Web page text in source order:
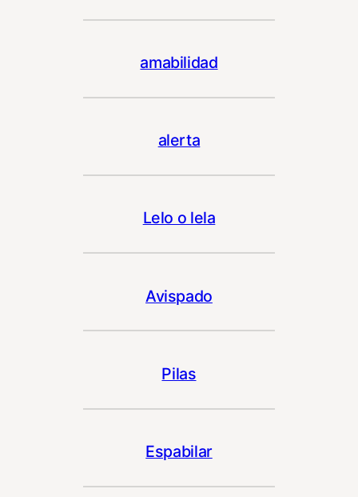
amabilidad
alerta
Lelo o lela
Avispado
Pilas
Espabilar